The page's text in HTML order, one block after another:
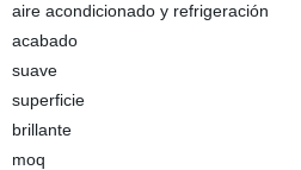
aire acondicionado y refrigeración
acabado
suave
superficie
brillante
moq